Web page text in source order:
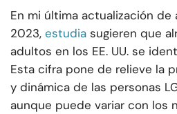
En mi última actualización de
2023, estudia sugieren que
adultos en los EE. UU. se
Esta cifra pone de relieve la
y dinámica de las personas
aunque puede variar con los